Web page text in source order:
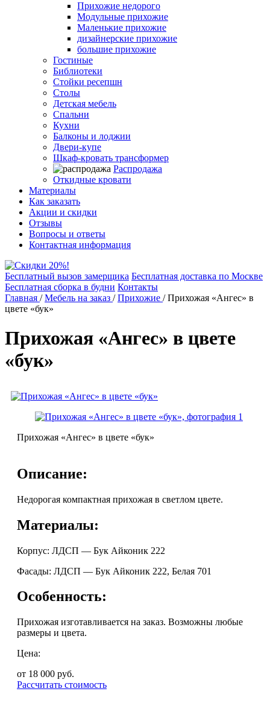
Прихожие недорого
Модульные прихожие
Маленькие прихожие
дизайнерские прихожие
большие прихожие
Гостиные
Библиотеки
Стойки ресепшн
Столы
Детская мебель
Спальни
Кухни
Балконы и лоджии
Двери-купе
Шкаф-кровать трансформер
Распродажа
Откидные кровати
Материалы
Как заказать
Акции и скидки
Отзывы
Вопросы и ответы
Контактная информация
Бесплатный вызов замерщика Бесплатная доставка по Москве
Бесплатная сборка в будни Контакты
Главная /Мебель на заказ /Прихожие /Прихожая «Ангес» в
цвете «бук»
Прихожая «Ангес» в цвете
«бук»
Прихожая «Ангес» в цвете «бук»
Описание:
Недорогая компактная прихожая в светлом цвете.
Материалы:
Корпус: ЛДСП — Бук Айконик 222
Фасады: ЛДСП — Бук Айконик 222, Белая 701
Особенность:
Прихожая изготавливается на заказ. Возможны любые
размеры и цвета.
Цена:
от 18 000 руб.
Рассчитать стоимость